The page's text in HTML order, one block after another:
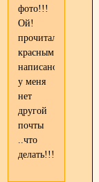
фото!!!
Ой!
прочитала
красным
написано...но
у меня
нет
другой
почты
..что
делать!!!